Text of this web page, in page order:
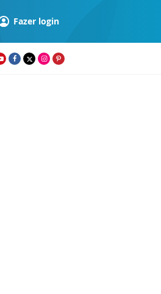
Fazer login